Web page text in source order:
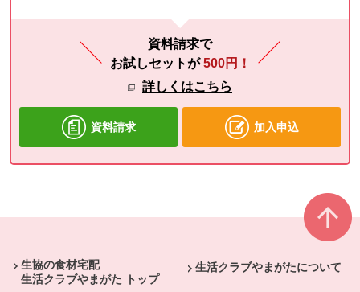
資料請求で
お試しセットが500円！
詳しくはこちら
資料請求 加入申込
生協の食材宅配
生活クラブやまがた トップ
生活クラブやまがたについて